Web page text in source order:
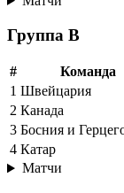
Группа B
# Команда
1 Швейцария
2 Канада
3 Босния и
4 Катар
Матчи